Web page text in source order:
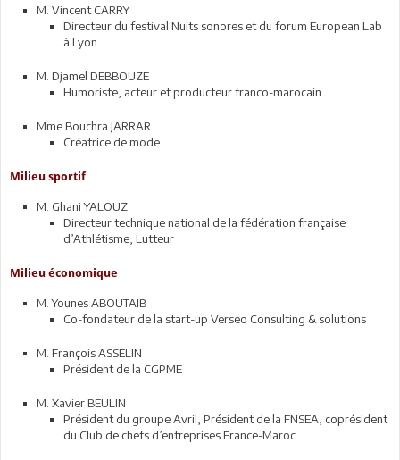
M. Vincent CARRY
Directeur du festival Nuits sonores et du forum European Lab
à Lyon
M. Djamel DEBBOUZE
Humoriste, acteur et producteur franco-marocain
Mme Bouchra JARRAR
Créatrice de mode
Milieu sportif
M. Ghani YALOUZ
Directeur technique national de la fédération française
d’Athlétisme, Lutteur
Milieu économique
M. Younes ABOUTAIB
Co-fondateur de la start-up Verseo Consulting & solutions
M. François ASSELIN
Président de la CGPME
M. Xavier BEULIN
Président du groupe Avril, Président de la FNSEA, coprésident
du Club de chefs d’entreprises France-Maroc